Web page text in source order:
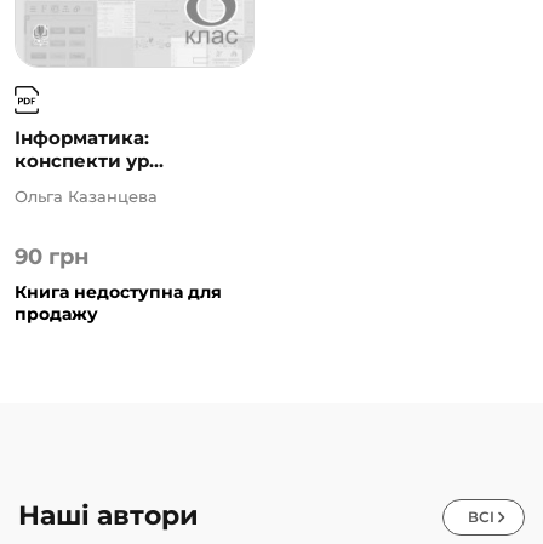
Інформатика:
конспекти ур...
90 грн
Ольга Казанцева
Книга недоступна для
продажу
Наші автори ВСІ